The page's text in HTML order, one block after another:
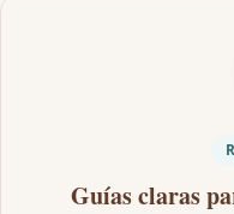
Guías claras